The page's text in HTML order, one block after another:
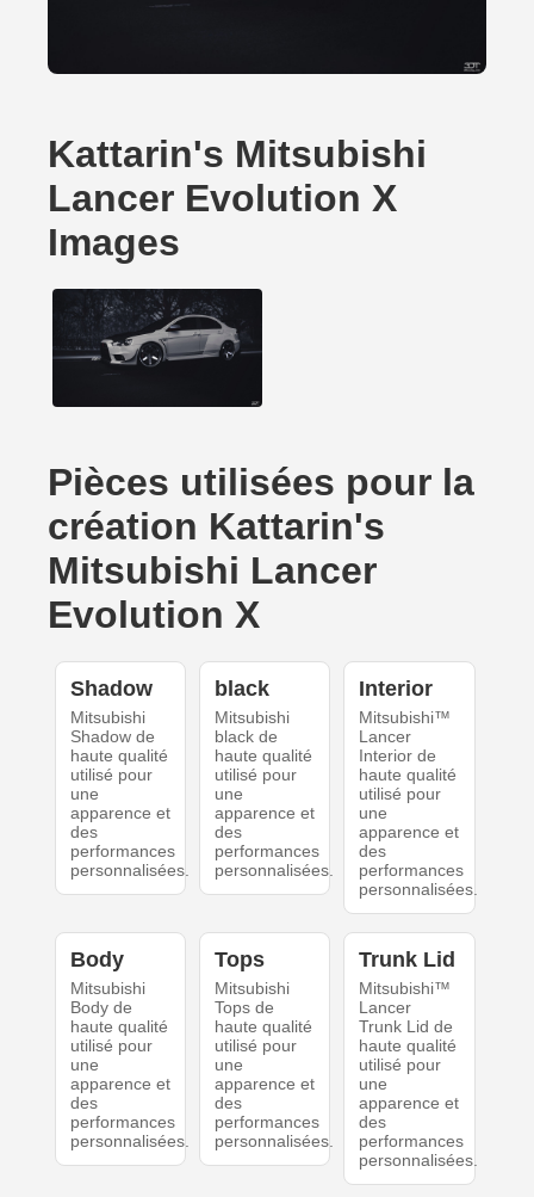
Kattarin's Mitsubishi
Lancer Evolution X
Images
Pièces utilisées pour la
création Kattarin's
Mitsubishi Lancer
Evolution X
Shadow
Mitsubishi
Shadow de
haute qualité
utilisé pour
une
apparence et
des
performances
personnalisées.
black
Mitsubishi
black de
haute qualité
utilisé pour
une
apparence et
des
performances
personnalisées.
Interior
Mitsubishi™
Lancer
Interior de
haute qualité
utilisé pour
une
apparence et
des
performances
personnalisées.
Body
Mitsubishi
Body de
haute qualité
utilisé pour
une
apparence et
des
performances
personnalisées.
Tops
Mitsubishi
Tops de
haute qualité
utilisé pour
une
apparence et
des
performances
personnalisées.
Trunk Lid
Mitsubishi™
Lancer
Trunk Lid de
haute qualité
utilisé pour
une
apparence et
des
performances
personnalisées.